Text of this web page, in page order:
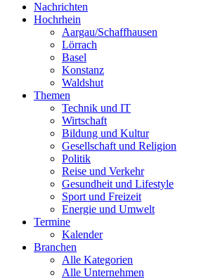
Nachrichten
Hochrhein
Aargau/Schaffhausen
Lörrach
Basel
Konstanz
Waldshut
Themen
Technik und IT
Wirtschaft
Bildung und Kultur
Gesellschaft und Religion
Politik
Reise und Verkehr
Gesundheit und Lifestyle
Sport und Freizeit
Energie und Umwelt
Termine
Kalender
Branchen
Alle Kategorien
Alle Unternehmen